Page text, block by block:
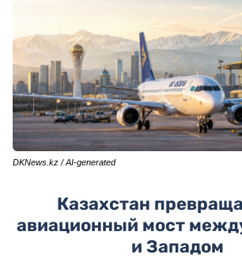
DKNews.kz / AI-generated
Казахстан
авиационный мост
и Западом